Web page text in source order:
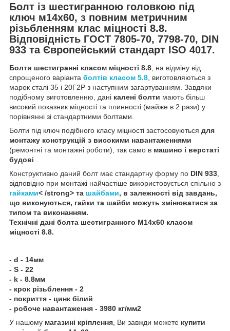
Болт із шестигранною головкою під
ключ м14х60, з повним метричним
різьбленням клас міцності 8.8.
Відповідність ГОСТ 7805-70, 7798-70, DIN
933 та Європейський стандарт ISO 4017.
Болти шестигранні класом міцності 8.8, на відміну від
спрощеного варіанта болтів класом 5.8, виготовляються з
марок сталі 35 і 20Г2Р з наступним загартуванням. Завдяки
подібному виготовленню, дані калені болти мають більш
високий показник міцності та плинності (майже в 2 рази) у
порівнянні зі стандартними болтами.
Болти під ключ подібного класу міцності застосовуються для
монтажу конструкцій з високими навантаженнями
(ремонтні та монтажні роботи), так само в машино і верстаті
будові .
Конструктивно даний болт має стандартну форму по DIN 933,
відповідно при монтажі найчастіше використовується спільно з
гайками< /strong> та шайбами, в залежності від завдань,
що виконуються, гайки та шайби можуть змінюватися за
типом та виконанням.
Технічні дані болта шестигранного М14х60 класом
міцності 8.8.
- d - 14мм
- S - 22
- k - 8.8мм
- крок різьблення - 2
- покриття - цинк білий
- робоче навантаження - 3980 кг/мм2
У нашому магазині кріплення, Ви завжди можете купити